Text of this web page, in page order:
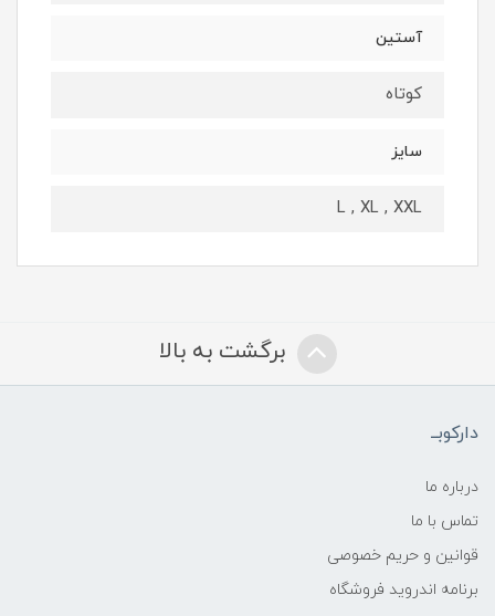
آستین
کوتاه
سایز
L , XL , XXL
برگشت به بالا
دارکوبــ
درباره ما
تماس با ما
قوانین و حریم خصوصی
برنامه اندروید فروشگاه